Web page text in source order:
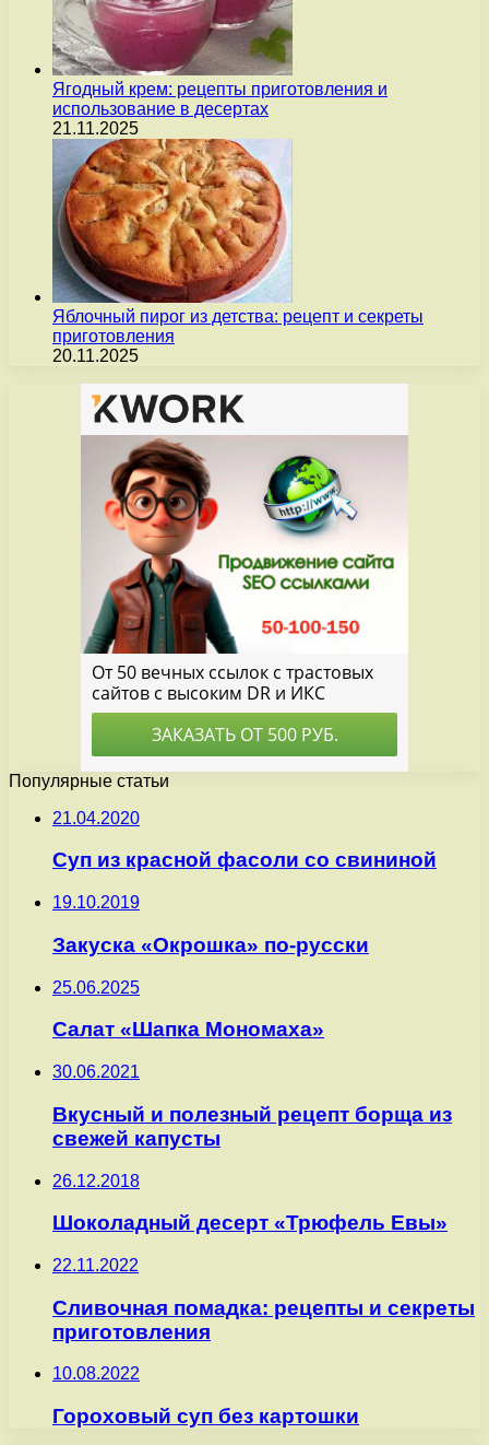
Ягодный крем: рецепты приготовления и
использование в десертах
21.11.2025
Яблочный пирог из детства: рецепт и секреты
приготовления
20.11.2025
Популярные статьи
21.04.2020
Суп из красной фасоли со свининой
19.10.2019
Закуска «Окрошка» по-русски
25.06.2025
Салат «Шапка Мономаха»
30.06.2021
Вкусный и полезный рецепт борща из
свежей капусты
26.12.2018
Шоколадный десерт «Трюфель Евы»
22.11.2022
Сливочная помадка: рецепты и секреты
приготовления
10.08.2022
Гороховый суп без картошки